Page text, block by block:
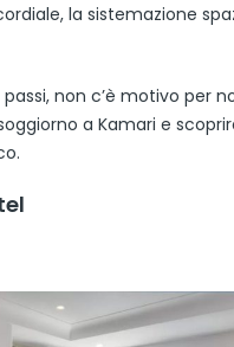
la sistemazione
non c’è motivo per
a Kamari e